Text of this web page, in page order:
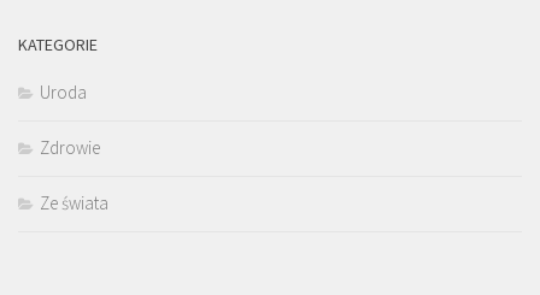
KATEGORIE
Uroda
Zdrowie
Ze świata